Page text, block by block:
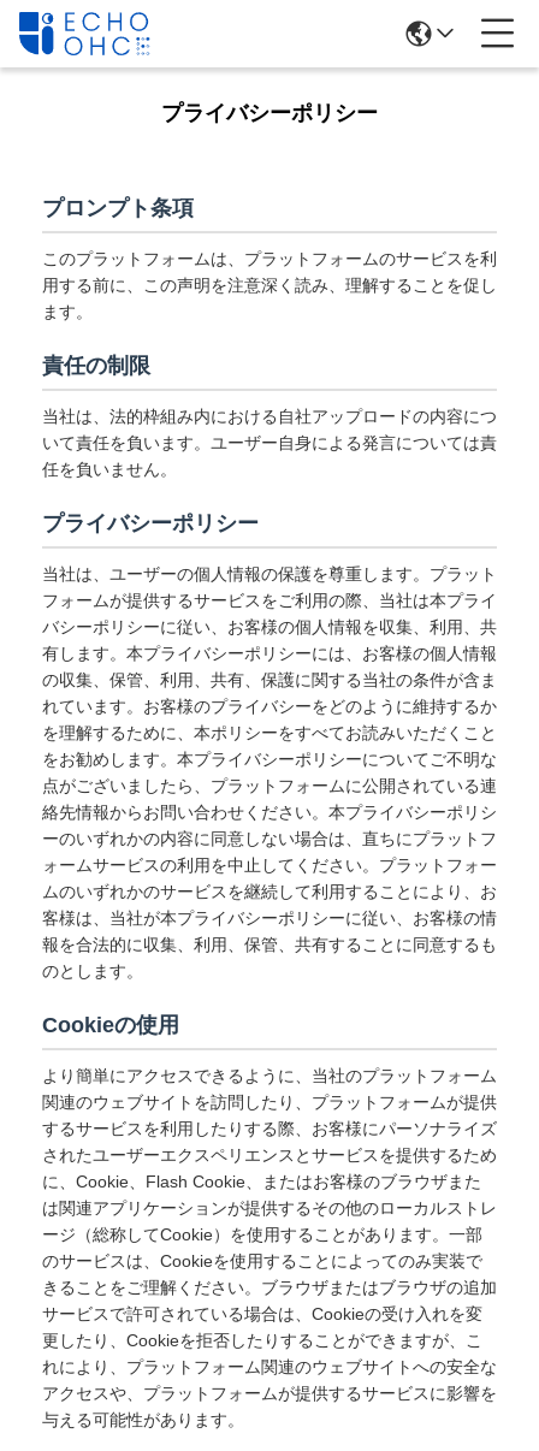
プライバシーポリシー
プロンプト条項
このプラットフォームは、プラットフォームのサービスを利
用する前に、この声明を注意深く読み、理解することを促し
ます。
責任の制限
当社は、法的枠組み内における自社アップロードの内容につ
いて責任を負います。ユーザー自身による発言については責
任を負いません。
プライバシーポリシー
当社は、ユーザーの個人情報の保護を尊重します。プラット
フォームが提供するサービスをご利用の際、当社は本プライ
バシーポリシーに従い、お客様の個人情報を収集、利用、共
有します。本プライバシーポリシーには、お客様の個人情報
の収集、保管、利用、共有、保護に関する当社の条件が含ま
れています。お客様のプライバシーをどのように維持するか
を理解するために、本ポリシーをすべてお読みいただくこと
をお勧めします。本プライバシーポリシーについてご不明な
点がございましたら、プラットフォームに公開されている連
絡先情報からお問い合わせください。本プライバシーポリシ
ーのいずれかの内容に同意しない場合は、直ちにプラットフ
ォームサービスの利用を中止してください。プラットフォー
ムのいずれかのサービスを継続して利用することにより、お
客様は、当社が本プライバシーポリシーに従い、お客様の情
報を合法的に収集、利用、保管、共有することに同意するも
のとします。
Cookieの使用
より簡単にアクセスできるように、当社のプラットフォーム
関連のウェブサイトを訪問したり、プラットフォームが提供
するサービスを利用したりする際、お客様にパーソナライズ
されたユーザーエクスペリエンスとサービスを提供するため
に、Cookie、Flash Cookie、またはお客様のブラウザまた
は関連アプリケーションが提供するその他のローカルストレ
ージ（総称してCookie）を使用することがあります。一部
のサービスは、Cookieを使用することによってのみ実装で
きることをご理解ください。ブラウザまたはブラウザの追加
サービスで許可されている場合は、Cookieの受け入れを変
更したり、Cookieを拒否したりすることができますが、こ
れにより、プラットフォーム関連のウェブサイトへの安全な
アクセスや、プラットフォームが提供するサービスに影響を
与える可能性があります。